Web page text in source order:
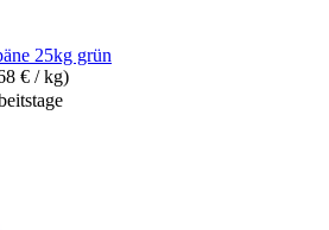
25kg grün
€ / kg)